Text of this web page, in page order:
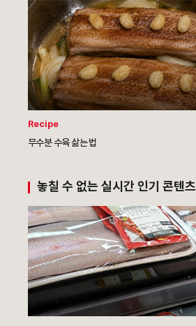
Recipe
무수분 수육 삶는 법
놓칠 수 없는 실시간 인기 콘텐츠